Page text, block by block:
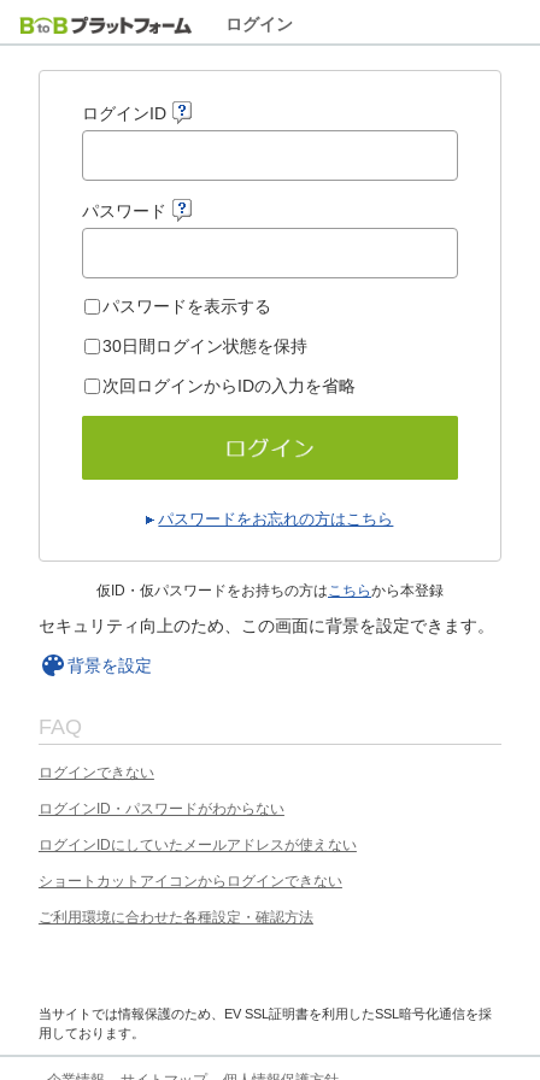
ログイン
ログインID
パスワード
パスワードを表示する
30日間ログイン状態を保持
次回ログインからIDの入力を省略
パスワードをお忘れの方はこちら
仮ID・仮パスワードをお持ちの方はこちらから本登録
セキュリティ向上のため、この画面に背景を設定できます。
背景を設定
FAQ
ログインできない
ログインID・パスワードがわからない
ログインIDにしていたメールアドレスが使えない
ショートカットアイコンからログインできない
ご利用環境に合わせた各種設定・確認方法
当サイトでは情報保護のため、EV SSL証明書を利用したSSL暗号化通信を採
用しております。